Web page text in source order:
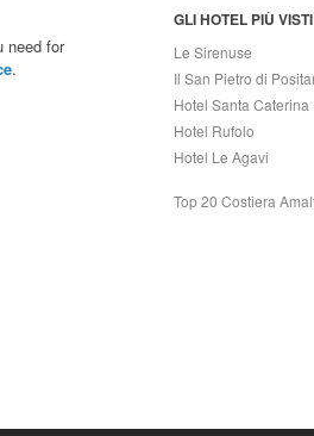
need for
.
GLI HOTEL PIÙ VISTI
Le Sirenuse
Il San Pietro di
Hotel Santa Caterina
Hotel Rufolo
Hotel Le Agavi
Top 20 Costiera
07018010632 - Rea n.557643